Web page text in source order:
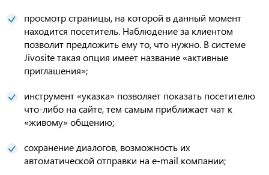
просмотр страницы, на которой в данный момент
находится посетитель. Наблюдение за клиентом
позволит предложить ему то, что нужно. В системе
Jivosite такая опция имеет название «активные
приглашения»;
инструмент «указка» позволяет показать посетителю
что-либо на сайте, тем самым приближает чат к
«живому» общению;
сохранение диалогов, возможность их
автоматической отправки на e-mail компании;